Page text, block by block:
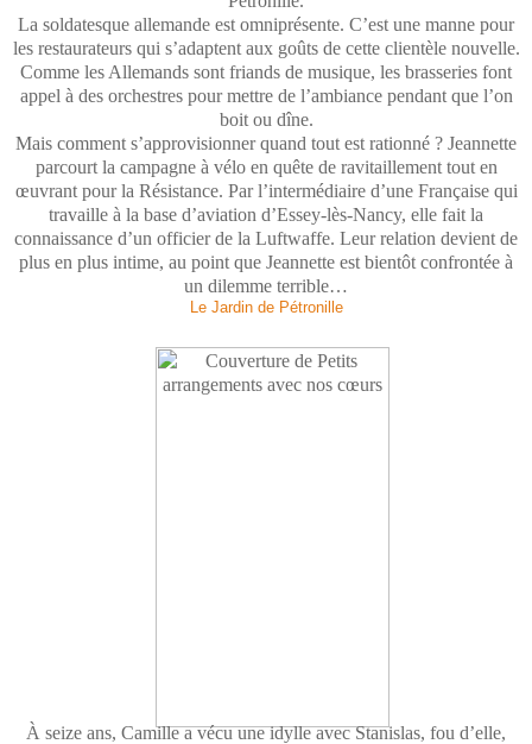
La soldatesque allemande est omniprésente. C’est une manne pour
les restaurateurs qui s’adaptent aux goûts de cette clientèle nouvelle.
Comme les Allemands sont friands de musique, les brasseries font
appel à des orchestres pour mettre de l’ambiance pendant que l’on
boit ou dîne.
Mais comment s’approvisionner quand tout est rationné ? Jeannette
parcourt la campagne à vélo en quête de ravitaillement tout en
œuvrant pour la Résistance. Par l’intermédiaire d’une Française qui
travaille à la base d’aviation d’Essey-lès-Nancy, elle fait la
connaissance d’un officier de la Luftwaffe. Leur relation devient de
plus en plus intime, au point que Jeannette est bientôt confrontée à
un dilemme terrible…
Le Jardin de Pétronille
À seize ans, Camille a vécu une idylle avec Stanislas, fou d’elle,